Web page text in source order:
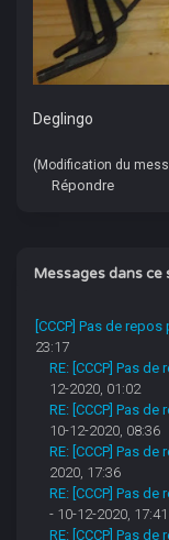
Deglingo
(Modification du
Répondre
Messages dans ce
[CCCP] Pas de
23:17
RE: [CCCP] Pas
12-2020, 01:02
RE: [CCCP] Pas
10-12-2020, 08:36
RE: [CCCP] Pas
2020, 17:36
RE: [CCCP] Pas
- 10-12-2020, 17:41
RE: [CCCP] Pas